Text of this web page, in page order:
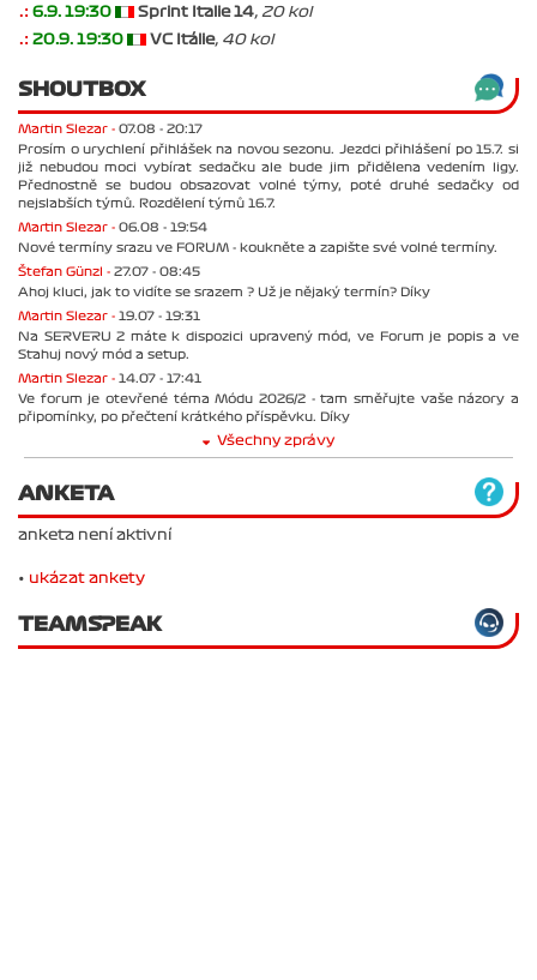
.: 6.9. 19:30 Sprint Italie 14, 20 kol
.: 20.9. 19:30 VC Itálie, 40 kol
SHOUTBOX
Martin Slezar - 07.08 - 20:17
Prosím o urychlení přihlášek na novou sezonu. Jezdci přihlášení po 15.7. si
již nebudou moci vybírat sedačku ale bude jim přidělena vedením ligy.
Přednostně se budou obsazovat volné týmy, poté druhé sedačky od
nejslabších týmů. Rozdělení týmů 16.7.
Martin Slezar - 06.08 - 19:54
Nové termíny srazu ve FORUM - koukněte a zapište své volné termíny.
Štefan Günzl - 27.07 - 08:45
Ahoj kluci, jak to vidíte se srazem ? Už je nějaký termín? Díky
Martin Slezar - 19.07 - 19:31
Na SERVERU 2 máte k dispozici upravený mód, ve Forum je popis a ve
Stahuj nový mód a setup.
Martin Slezar - 14.07 - 17:41
Ve forum je otevřené téma Módu 2026/2 - tam směřujte vaše názory a
připomínky, po přečtení krátkého příspěvku. Díky
Všechny zprávy
ANKETA
anketa není aktivní
• ukázat ankety
TEAMSPEAK